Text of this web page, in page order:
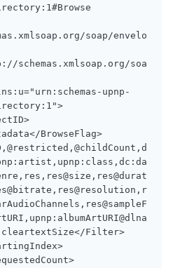
soap/envelo
schemas.xmlsoap.org/soa
upnp-
BrowseFlag>
Filter>